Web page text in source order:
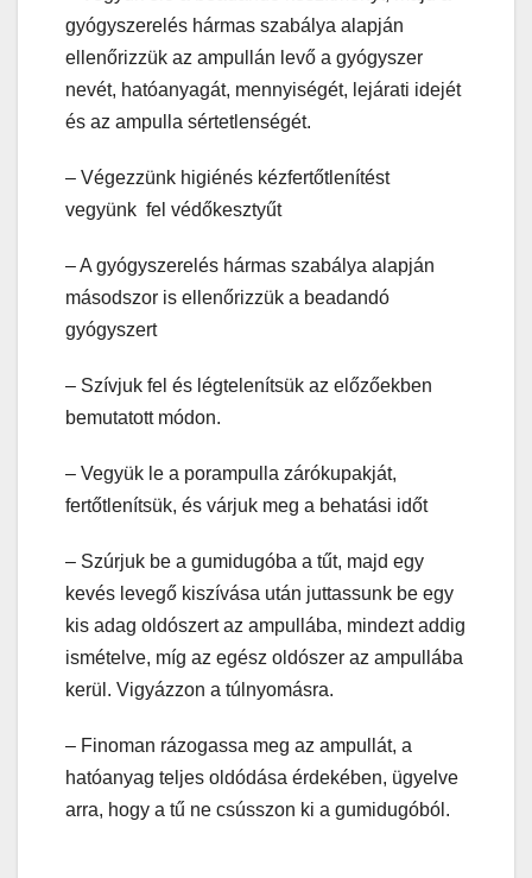
gyógyszerelés hármas szabálya alapján
ellenőrizzük az ampullán levő a gyógyszer
nevét, hatóanyagát, mennyiségét, lejárati idejét
és az ampulla sértetlenségét.
– Végezzünk higiénés kézfertőtlenítést
vegyünk fel védőkesztyűt
– A gyógyszerelés hármas szabálya alapján
másodszor is ellenőrizzük a beadandó
gyógyszert
– Szívjuk fel és légtelenítsük az előzőekben
bemutatott módon.
– Vegyük le a porampulla zárókupakját,
fertőtlenítsük, és várjuk meg a behatási időt
– Szúrjuk be a gumidugóba a tűt, majd egy
kevés levegő kiszívása után juttassunk be egy
kis adag oldószert az ampullába, mindezt addig
ismételve, míg az egész oldószer az ampullába
kerül. Vigyázzon a túlnyomásra.
– Finoman rázogassa meg az ampullát, a
hatóanyag teljes oldódása érdekében, ügyelve
arra, hogy a tű ne csússzon ki a gumidugóból.